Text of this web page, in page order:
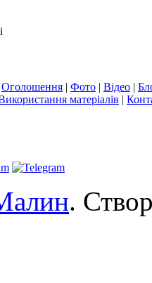
Оголошення | Фото | Відео |
матеріалів |
.